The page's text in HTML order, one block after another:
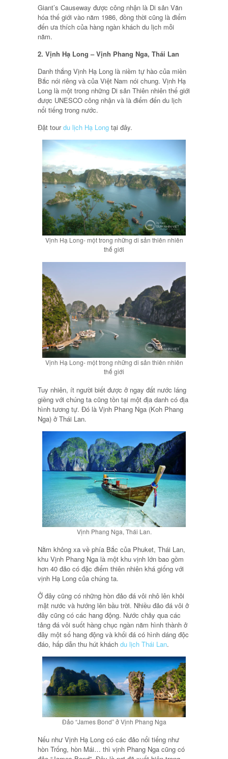
Giant’s Causeway được công nhận là Di sản Văn
hóa thế giới vào năm 1986, đồng thời cũng là điểm
đến ưa thích của hàng ngàn khách du lịch mỗi
năm.
2. Vịnh Hạ Long – Vịnh Phang Nga, Thái Lan
Danh thắng Vịnh Hạ Long là niềm tự hào của miền
Bắc nói riêng và của Việt Nam nói chung. Vịnh Hạ
Long là một trong những Di sản Thiên nhiên thế giới
được UNESCO công nhận và là điểm đến du lịch
nổi tiếng trong nước.
Đặt tourdu lịch Hạ Long tại đây.
Vịnh Hạ Long- một trong những di sản thiên nhiên
thế giới
Vịnh Hạ Long- một trong những di sản thiên nhiên
thế giới
Tuy nhiên, ít người biết được ở ngay đất nước láng
giềng với chúng ta cũng tồn tại một địa danh có địa
hình tương tự. Đó là Vịnh Phang Nga (Koh Phang
Nga) ở Thái Lan.
Vịnh Phang Nga, Thái Lan.
Nằm không xa về phía Bắc của Phuket, Thái Lan,
khu Vịnh Phang Nga là một khu vịnh lớn bao gồm
hơn 40 đảo có đặc điểm thiên nhiên khá giống với
vịnh Hạ Long của chúng ta.
Ở đây cũng có những hòn đảo đá vôi nhô lên khỏi
mặt nước và hướng lên bầu trời. Nhiều đảo đá vôi ở
đây cũng có các hang động. Nước chảy qua các
tảng đá vôi suốt hàng chục ngàn năm hình thành ở
đây một số hang động và khối đá có hình dáng độc
đáo, hấp dẫn thu hút khách du lịch Thái Lan.
Đảo “James Bond” ở Vịnh Phang Nga
Nếu như Vịnh Hạ Long có các đảo nổi tiếng như
hòn Trống, hòn Mái… thì vịnh Phang Nga cũng có